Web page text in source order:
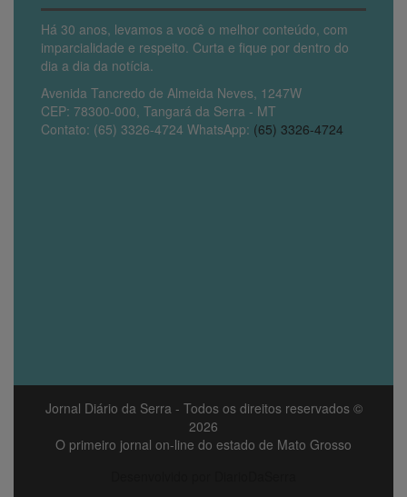
Há 30 anos, levamos a você o melhor conteúdo, com
imparcialidade e respeito. Curta e fique por dentro do
dia a dia da notícia.
Avenida Tancredo de Almeida Neves, 1247W
CEP: 78300-000, Tangará da Serra - MT
Contato: (65) 3326-4724 WhatsApp: (65) 3326-4724
Jornal Diário da Serra - Todos os direitos reservados ©
2026
O primeiro jornal on-line do estado de Mato Grosso